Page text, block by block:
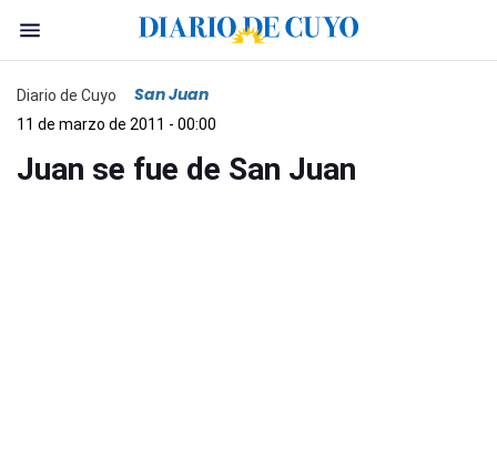
Diario de Cuyo San Juan
11 de marzo de 2011 - 00:00
Juan se fue de San Juan